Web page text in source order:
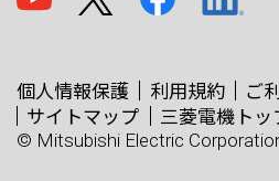
個人情報保護 利用規約
ご
サイトマップ
三菱電機トッ
© Mitsubishi Electric